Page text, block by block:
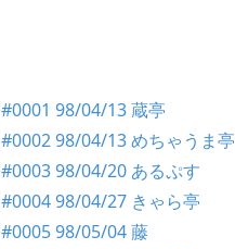
#0001 98/04/13 蔵亭
#0002 98/04/13 めちゃうま亭
#0003 98/04/20 あるぷす
#0004 98/04/27 きゃら亭
#0005 98/05/04 藤